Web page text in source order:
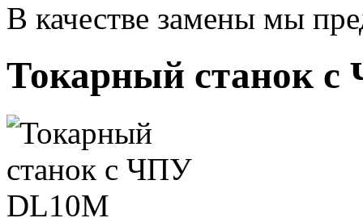
В качестве замены мы
Токарный станок